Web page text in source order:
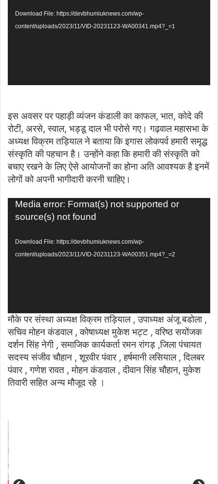
Download File: https://devbhumiuknews.com/wp-
content/uploads/2023/11/VID-20231123-WA00341.mp4?_=1
इस अवसर पर पहाड़ी व्यंजन कंडाली का काफल, भात, कोदे की
रोटी, अरसे, स्वाल, भड्डू दाल भी परोसे गए। गढ़वाल महासभा के
अध्यक्ष विक्रम तड़ियाल ने बताया कि इगास लोकपर्व हमारी समृद्ध
संस्कृति की पहचान है। उन्होंने कहा कि हमारी की संस्कृति को
बचाए रखने के लिए ऐसे आयोजनों का होना अति आवश्यक है इनमें
लोगों को अपनी भागीदारी करनी चाहिए।
Video
Player
Media error: Format(s) not supported or
source(s) not found
Download File: https://devbhumiuknews.com/wp-
content/uploads/2023/11/VID-20231123-WA00351.mp4?_=2
मौके पर संस्था अध्यक्ष विक्रम तड़ियाल , उपाध्यक्ष अंजू बडोला ,
सचिव मोहन कंडवाल , कोषाध्यक्ष मुकेश भट्ट , वरिष्ठ सयोंजक
दर्शन सिंह नेगी , समाजिक कार्यकर्ता रमन रांगड़ ,जिला पंचायत
सदस्य संजीव चौहान , शूरवीर पंवार , हर्षमानी लसियाल , दिलबर
पंवार , गणेश रावत , मोहन कंडवाल , दीवान सिंह चौहान, मुकेश
तिवारी सहित अन्य मौजूद रहे ।